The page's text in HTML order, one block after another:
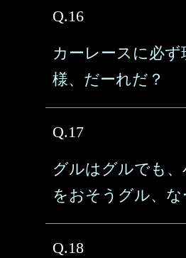
Q.16
カーレースに必ず
様、だーれだ？
Q.17
グルはグルでも
をおそうグル、な
Q.18